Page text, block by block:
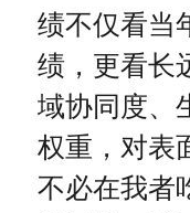
绩不仅看当
绩，更看长
域协同度、
权重，对表
不必在我者